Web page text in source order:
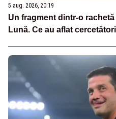
5 aug. 2026, 20:19
Un fragment dintr-o
Lună. Ce au aflat